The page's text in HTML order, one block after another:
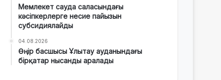
Мемлекет сауда саласындағы
кәсіпкерлерге несие пайызын
субсидиялайды
04.08.2026
Өңір басшысы Ұлытау ауданындағы
бірқатар нысанды аралады